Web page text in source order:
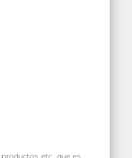
productos, etc., que es